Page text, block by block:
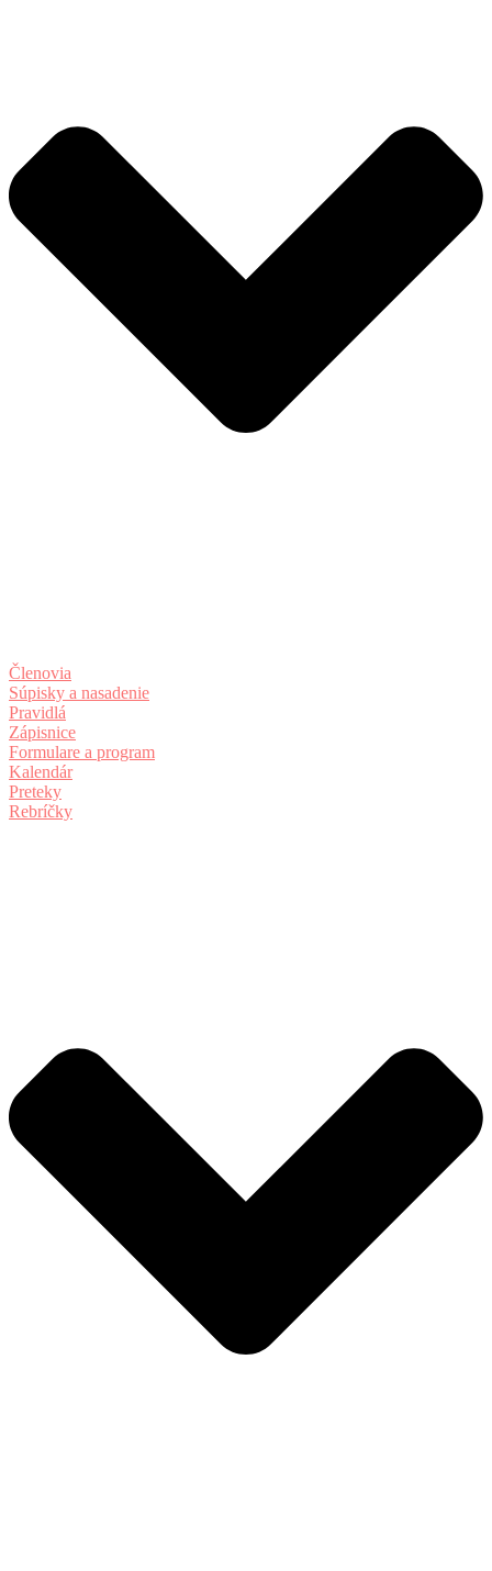
Členovia
Súpisky a nasadenie
Pravidlá
Zápisnice
Formulare a program
Kalendár
Preteky
Rebríčky